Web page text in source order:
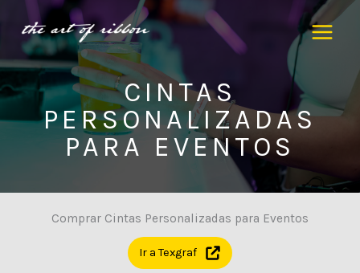
contenido
CINTAS
PERSONALIZADAS
PARA EVENTOS
Comprar Cintas Personalizadas para Eventos
Ir a Texgraf